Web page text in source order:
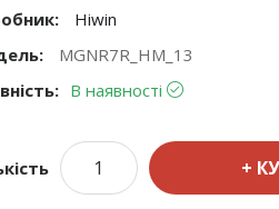
Hiwin
MGNR7R_HM_13
В наявності